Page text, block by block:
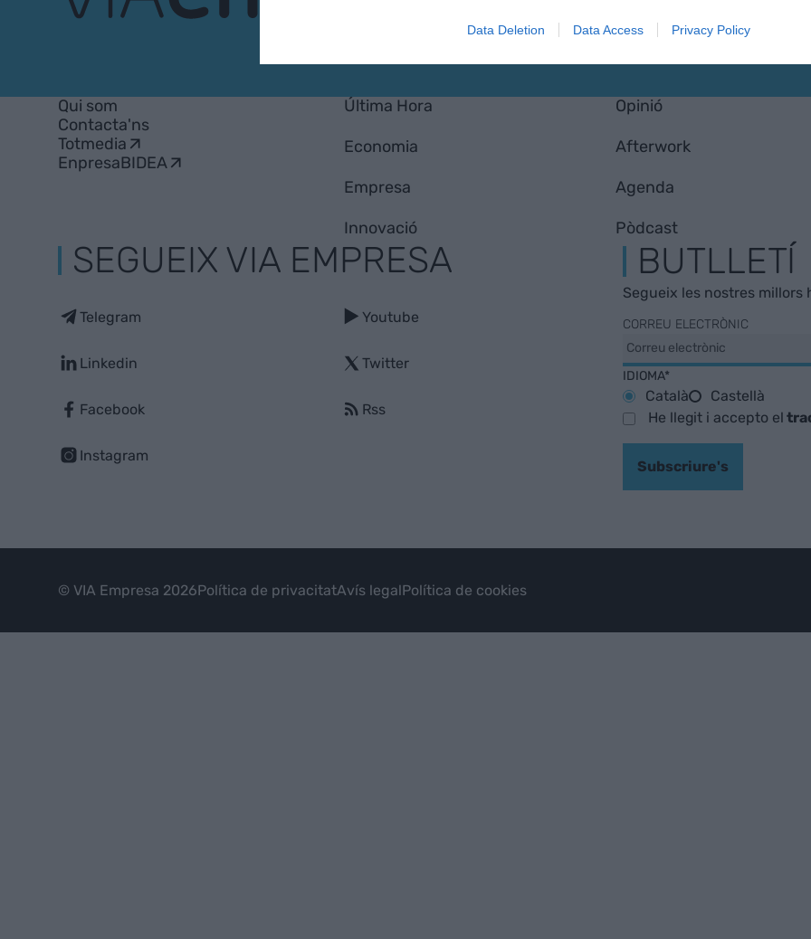
Data Deletion Data Access Privacy Policy
Qui som
Contacta'ns
Totmedia
EnpresaBIDEA
Última Hora
Economia
Empresa
Innovació
Opinió
Afterwork
Agenda
Pòdcast
SEGUEIX VIA EMPRESA
Telegram
Linkedin
Facebook
Instagram
Youtube
Twitter
Rss
BUTLLETÍ
Segueix les nostres
CORREU ELECTRÒNIC
IDIOMA*
Català
Castellà
He llegit i accepto el
Subscriure's
© VIA Empresa 2026Política de privacitatAvís legalPolítica de cookies